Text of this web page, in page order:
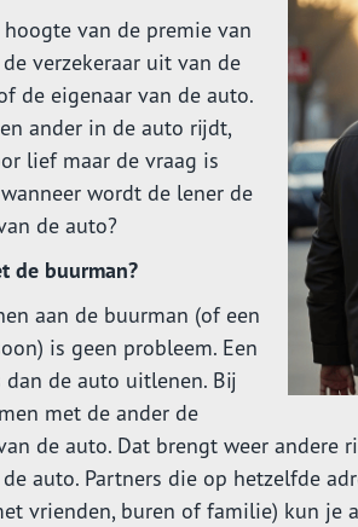
van de premie van
verzekeraar uit van de
de eigenaar van de auto.
ander in de auto rijdt,
lief maar de vraag is
wordt de lener de
de auto?
de buurman?
aan de buurman (of een
is geen probleem. Een
de auto uitlenen. Bij
met de ander de
de auto. Dat brengt weer andere
auto. Partners die op hetzelfde
vrienden, buren of familie) kun je